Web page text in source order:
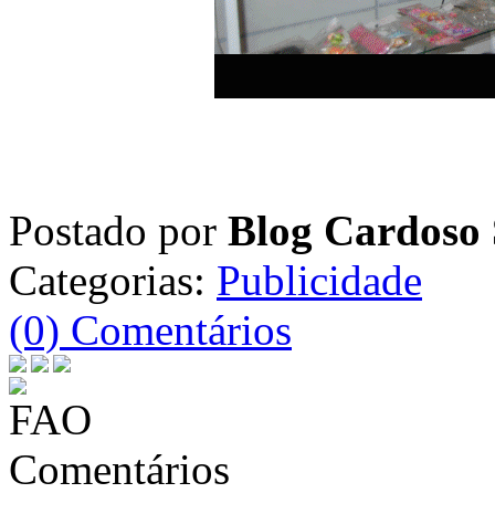
Postado por Blog Cardoso
Categorias: Publicidade
(0) Comentários
Comentários